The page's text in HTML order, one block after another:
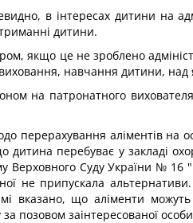
в інтересах дитини на
дитини.
якщо це не зроблено
навчання дитини, над
на патронатного
перерахування аліментів на
перебуває у закладі
Суду України №
не припускала
вказано, що аліменти
позовом заінтересованої